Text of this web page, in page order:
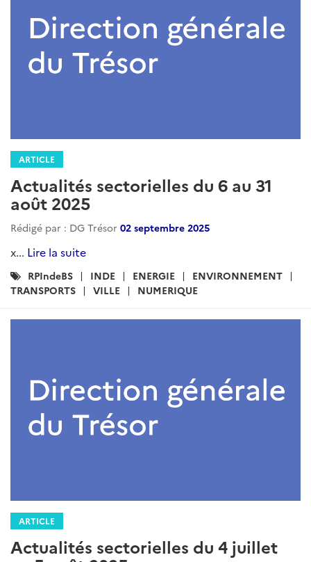
ARTICLE
Actualités sectorielles du 6 au 31
août 2025
Rédigé par : DG Trésor 02 septembre 2025
x... Lire la suite
Catégories
:
RPIndeBS INDE ENERGIE
ENVIRONNEMENT
TRANSPORTS
VILLE NUMERIQUE
ARTICLE
Actualités sectorielles du 4 juillet